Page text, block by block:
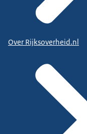
Over Rijksoverheid.nl